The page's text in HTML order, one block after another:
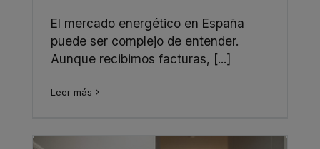
El mercado energético en España
puede ser complejo de entender.
Aunque recibimos facturas, [...]
Leer más